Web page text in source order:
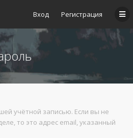
Вход Регистрация
учётной записью. Если вы не
то это адрес email, указанный